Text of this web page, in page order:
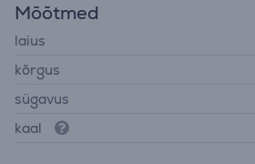
Mõõtmed
laius
kõrgus
sügavus
kaal